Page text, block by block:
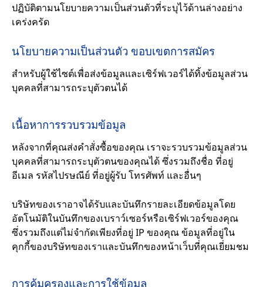
ปฏิบัติตามนโยบายความเป็นส่วนตัวที่ระบุไว้ด้านล่างอย่าง
เคร่งครัด
นโยบายความเป็นส่วนตัว ขอบเขตการสมัคร
สำหรับผู้ใช้ไซต์เพื่อส่งข้อมูลและเซิร์ฟเวอร์ได้ทิ้งข้อมูลส่วน
บุคคลที่สามารถระบุตัวตนได้
เนื้อหาการรวบรวมข้อมูล
หลังจากที่คุณส่งคำสั่งซื้อของคุณ เราจะรวบรวมข้อมูลส่วน
บุคคลที่สามารถระบุตัวตนของคุณได้ ซึ่งรวมถึงชื่อ ที่อยู่
อีเมล รหัสไปรษณีย์ ที่อยู่ผู้รับ โทรศัพท์ และอื่นๆ
บริษัทของเราอาจได้รับและบันทึกรายละเอียดข้อมูลโดย
อัตโนมัติในบันทึกของเบราว์เซอร์หรือเซิร์ฟเวอร์ของคุณ
ซึ่งรวมถึงแต่ไม่จำกัดเพียงที่อยู่ IP ของคุณ ข้อมูลที่อยู่ใน
คุกกี้ของบริษัทของเราและบันทึกของหน้าเว็บที่คุณเยี่ยมชม
การคุ้มครองและการใช้ข้อมูล